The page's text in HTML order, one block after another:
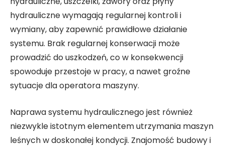
hydrauliczne wymagają regularnej kontroli i
wymiany, aby zapewnić prawidłowe działanie
systemu. Brak regularnej konserwacji może
prowadzić do uszkodzeń, co w konsekwencji
spowoduje przestoje w pracy, a nawet groźne
sytuacje dla operatora maszyny.
Naprawa systemu hydraulicznego jest również
niezwykle istotnym elementem utrzymania maszyn
leśnych w doskonałej kondycji. Znajomość budowy i